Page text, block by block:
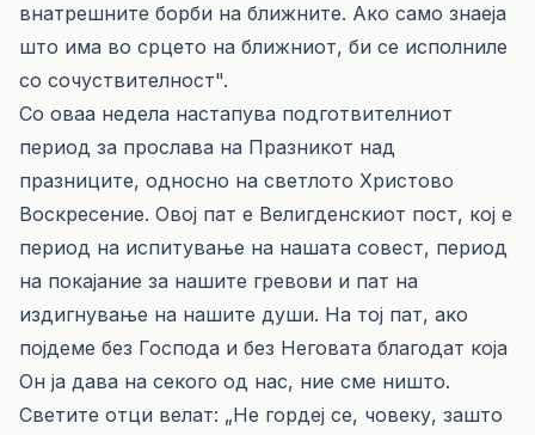
внатрешните борби на ближните. Ако само знаеја
што има во срцето на ближниот, би се исполниле
со сочуствителност".
Со оваа недела настапува подготвителниот
период за прослава на Празникот над
празниците, односно на светлото Христово
Воскресение. Овој пат е Велигденскиот пост, кој е
период на испитување на нашата совест, период
на покајание за нашите гревови и пат на
издигнување на нашите души. На тој пат, ако
појдеме без Господа и без Неговата благодат која
Он ја дава на секого од нас, ние сме ништо.
Светите отци велат: „Не гордеј се, човеку, зашто